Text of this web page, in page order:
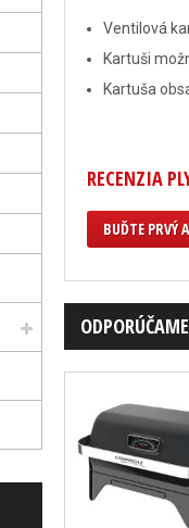
Ventilová
Kartuši
Kartuša
RECENZIA
BUĎTE PRVÝ